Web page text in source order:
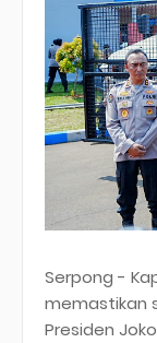
Serpong -
memastikan
Presiden